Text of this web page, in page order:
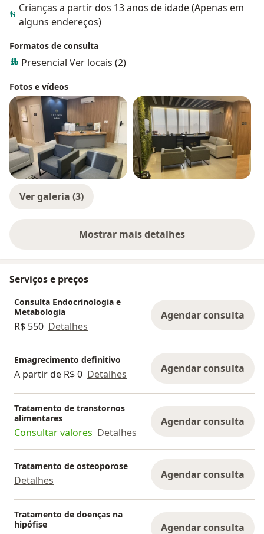
Crianças a partir dos 13 anos de idade (Apenas em
alguns endereços)
Formatos de consulta
Presencial Ver locais (2)
Fotos e vídeos
Ver galeria (3)
Mostrar mais detalhes
sobre a experiência
Serviços e preços
Consulta Endocrinologia e
Metabologia
R$ 550 Detalhes
Agendar consulta
Emagrecimento definitivo
A partir de R$ 0 Detalhes Agendar consulta
Tratamento de transtornos
alimentares
Consultar valores Detalhes
Agendar consulta
Tratamento de osteoporose
Detalhes Agendar consulta
Tratamento de doenças na
hipófise
Agendar consulta